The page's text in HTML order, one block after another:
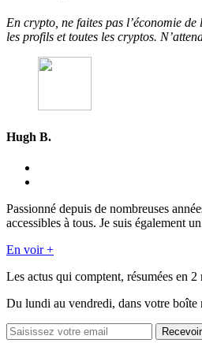
En crypto, ne faites pas l’économie
les profils et toutes les cryptos.
Hugh B.
Passionné depuis de nombreuses
accessibles à tous. Je suis également
En voir +
Les actus qui comptent, résumées en 2
Du lundi au vendredi, dans votre boîte
Recevoir